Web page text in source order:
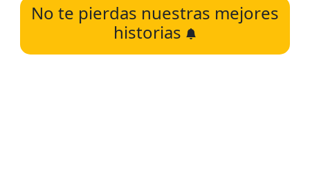
No te pierdas nuestras mejores
historias